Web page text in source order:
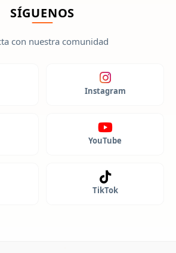
SÍGUENOS
con nuestra comunidad
Instagram
YouTube
TikTok